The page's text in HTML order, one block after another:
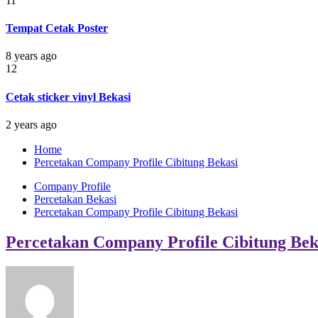
Tempat Cetak Poster
8 years ago
12
Cetak sticker vinyl Bekasi
2 years ago
Home
Percetakan Company Profile Cibitung Bekasi
Company Profile
Percetakan Bekasi
Percetakan Company Profile Cibitung Bekasi
Percetakan Company Profile Cibitung